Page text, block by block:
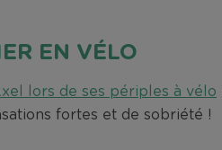
EN VÉLO
lors de ses périples à vélo
fortes et de sobriété !